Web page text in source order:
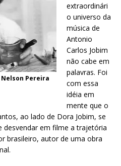
Pereira
extraordinári
o universo da
música de
Antonio
Carlos Jobim
não cabe em
palavras. Foi
com essa
idéia em
mente que o
ao lado de Dora Jobim, se
desvendar em filme a trajetória
brasileiro, autor de uma obra